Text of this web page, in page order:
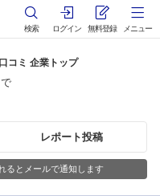
検索 ログイン 無料登録 メニュー
コミ 企業トップ
レポート投稿
るとメールで通知します